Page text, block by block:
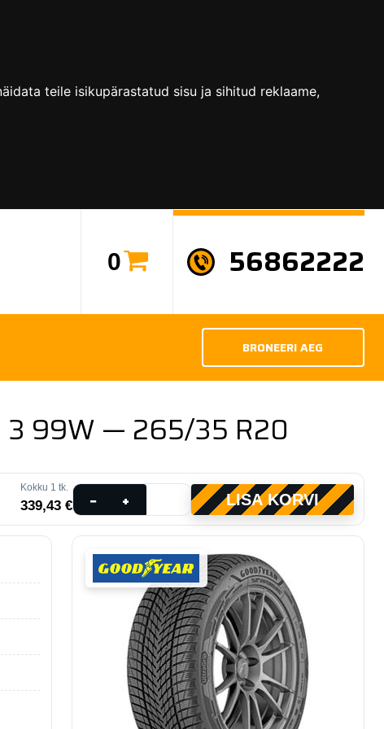
teile isikupärastatud sisu ja sihitud reklaame,
0 56862222
BRONEERI AEG
3 99W — 265/35 R20
Kokku 1 tk.
339,43 € − +
Goodyear
Ultragrip
Performance
3
99W
—
265/35
R20
kogus
LISA KORVI